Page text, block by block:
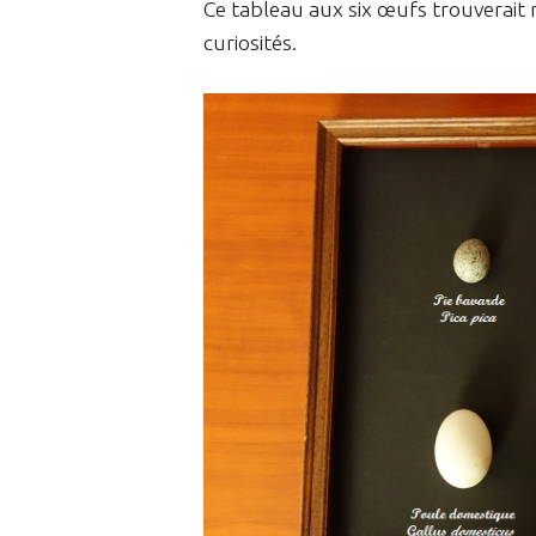
Ce tableau aux six œufs trouverait
curiosités.